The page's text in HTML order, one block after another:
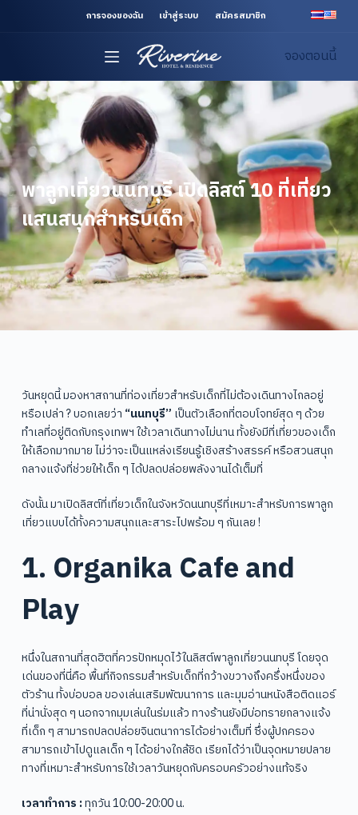
p
t
o
c
o
n
t
e
n
t
การจองของฉัน เข้าสู่ระบบ สมัครสมาชิก
จองตอนนี้
พาลูกเที่ยวนนทบุรี เปิดลิสต์ 10 ที่เที่ยว
แสนสนุกสำหรับเด็ก
วันหยุดนี้ มองหาสถานที่ท่องเที่ยวสำหรับเด็กที่ไม่ต้องเดินทางไกลอยู่
หรือเปล่า ? บอกเลยว่า “นนทบุรี” เป็นตัวเลือกที่ตอบโจทย์สุด ๆ ด้วย
ทำเลที่อยู่ติดกับกรุงเทพฯ ใช้เวลาเดินทางไม่นาน ทั้งยังมีที่เที่ยวของเด็ก
ให้เลือกมากมาย ไม่ว่าจะเป็นแหล่งเรียนรู้เชิงสร้างสรรค์ หรือสวนสนุก
กลางแจ้งที่ช่วยให้เด็ก ๆ ได้ปลดปล่อยพลังงานได้เต็มที่
ดังนั้น มาเปิดลิสต์ที่เที่ยวเด็กในจังหวัดนนทบุรีที่เหมาะสำหรับการพาลูก
เที่ยวแบบได้ทั้งความสนุกและสาระไปพร้อม ๆ กันเลย !
1. Organika Cafe and
Play
หนึ่งในสถานที่สุดฮิตที่ควรปักหมุดไว้ในลิสต์พาลูกเที่ยวนนทบุรี โดยจุด
เด่นของที่นี่คือ พื้นที่กิจกรรมสำหรับเด็กที่กว้างขวางถึงครึ่งหนึ่งของ
ตัวร้าน ทั้งบ่อบอล ของเล่นเสริมพัฒนาการ และมุมอ่านหนังสือติดแอร์
ที่น่านั่งสุด ๆ นอกจากมุมเล่นในร่มแล้ว ทางร้านยังมีบ่อทรายกลางแจ้ง
ที่เด็ก ๆ สามารถปลดปล่อยจินตนาการได้อย่างเต็มที่ ซึ่งผู้ปกครอง
สามารถเข้าไปดูแลเด็ก ๆ ได้อย่างใกล้ชิด เรียกได้ว่าเป็นจุดหมายปลาย
ทางที่เหมาะสำหรับการใช้เวลาวันหยุดกับครอบครัวอย่างแท้จริง
เวลาทำการ :ทุกวัน 10:00-20:00 น.